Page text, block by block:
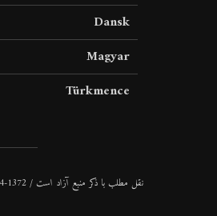
Dansk
Magyar
Türkmence
نقل مطلب با ذكر منبع آزاد است / 1372-1394 مركز تحقیقاتی وقف سلیمانیه © 2026 ·